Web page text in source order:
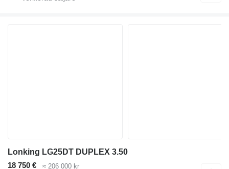
Lonking LG25DT DUPLEX 3.50
18 750 €
≈ 206 000 kr